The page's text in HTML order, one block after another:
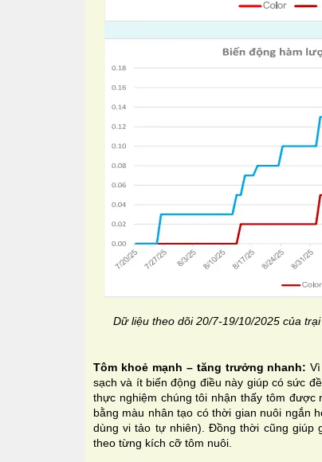
Dữ liệu theo dõi 20/7-19/10/2025 của
Tôm khoẻ mạnh – tăng trưởng nhanh:
sạch và ít biến động điều này giúp có sức
thực nghiệm chúng tôi nhận thấy tôm
bằng màu nhân tạo có thời gian nuôi ngắn
dùng vi tảo tự nhiên). Đồng thời cũng giúp
theo từng kích cỡ tôm nuôi.